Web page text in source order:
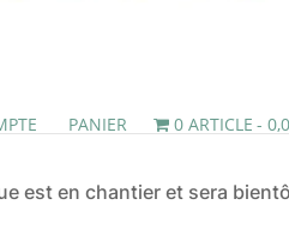
PANIER 0 ARTICLE
est en chantier et sera